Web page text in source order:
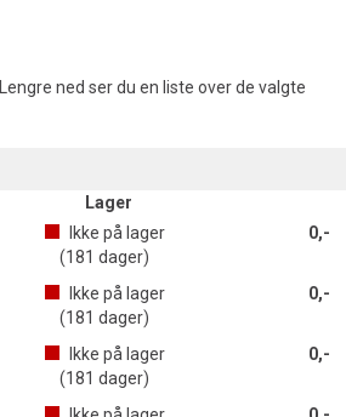
ned ser du en liste over de valgte
Lager
Ikke på lager
(181 dager)
0,-
Ikke på lager
(181 dager)
0,-
Ikke på lager
(181 dager)
0,-